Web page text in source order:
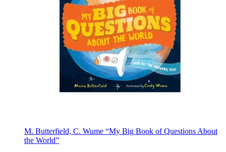
M. Butterfield, C. Wume “My Big Book of Questions About
the World”